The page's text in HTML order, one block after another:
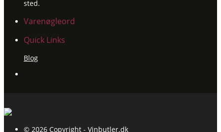
sted.
Varenøgleord
Quick Links
Blog
© 2026 Copyright - Vinbutler.dk